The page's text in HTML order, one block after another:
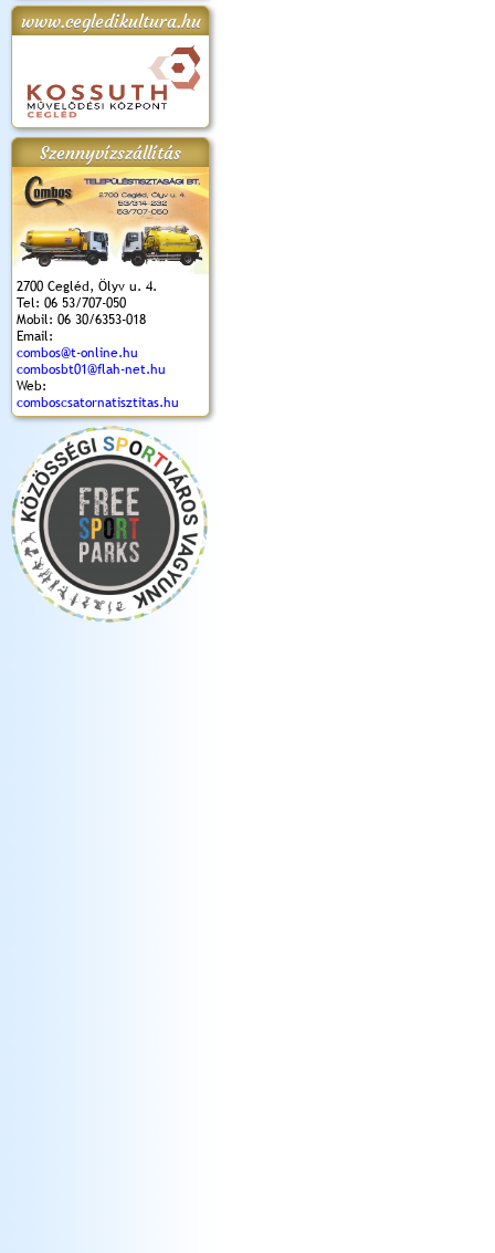
www.cegledikultura.hu
Szennyvízszállítás
2700 Cegléd, Ölyv u. 4.
Tel: 06 53/707-050
Mobil: 06 30/6353-018
Email:
combos@t-online.hu
combosbt01@flah-net.hu
Web:
comboscsatornatisztitas.hu
2018.
Kossuth Toborzó
Ünnepély
Szent István Ünnepe
(2017. 08. 20.)